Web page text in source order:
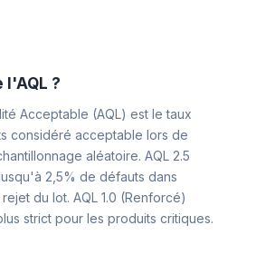
?
Acceptable (AQL) est le taux
considéré acceptable lors de
aléatoire. AQL 2.5
2,5% de défauts dans
du lot. AQL 1.0 (Renforcé)
strict pour les produits critiques.